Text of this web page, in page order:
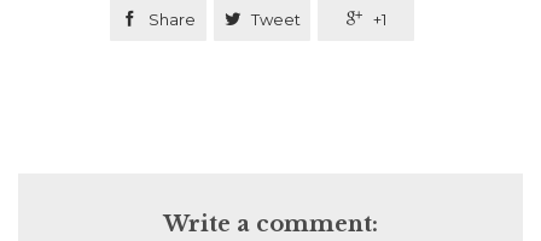
 Share  Tweet  +1
Write a comment: